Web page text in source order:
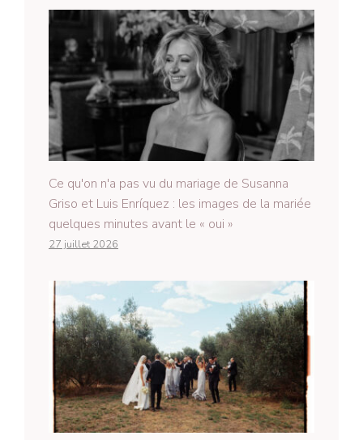
Ce qu'on n'a pas vu du mariage de Susanna
Griso et Luis Enríquez : les images de la mariée
quelques minutes avant le « oui »
27 juillet 2026